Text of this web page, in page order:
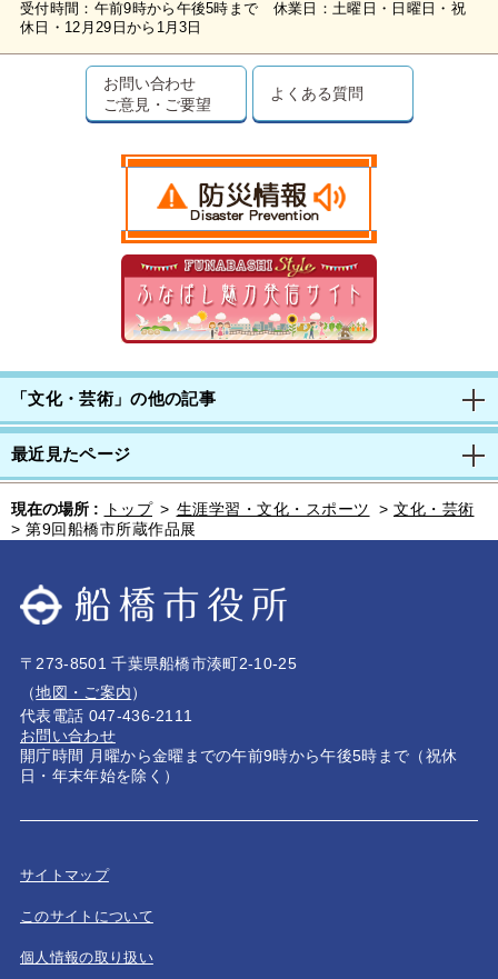
受付時間：午前9時から午後5時まで 休業日：土曜日・日曜日・祝
休日・12月29日から1月3日
お問い合わせ
ご意見・ご要望
よくある質問
「文化・芸術」の他の記事
最近見たページ
現在の場所 : トップ > 生涯学習・文化・スポーツ > 文化・芸術
> 第9回船橋市所蔵作品展
〒273-8501 千葉県船橋市湊町2-10-25
（地図・ご案内）
代表電話 047-436-2111
お問い合わせ
開庁時間 月曜から金曜までの午前9時から午後5時まで（祝休
日・年末年始を除く）
サイトマップ
このサイトについて
個人情報の取り扱い